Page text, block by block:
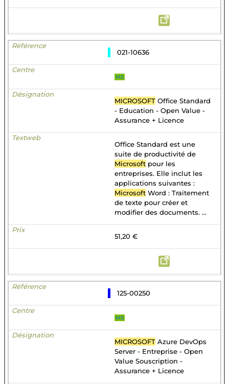
021-10636
MS
MICROSOFT Office Standard
- Education - Open Value -
Assurance + Licence
Office Standard est une
suite de productivité de
Microsoft pour les
entreprises. Elle inclut les
applications suivantes :
Microsoft Word : Traitement
de texte pour créer et
modifier des documents. ...
51,20 €
125-00250
MS
MICROSOFT Azure DevOps
Server - Entreprise - Open
Value Souscription -
Assurance + Licence